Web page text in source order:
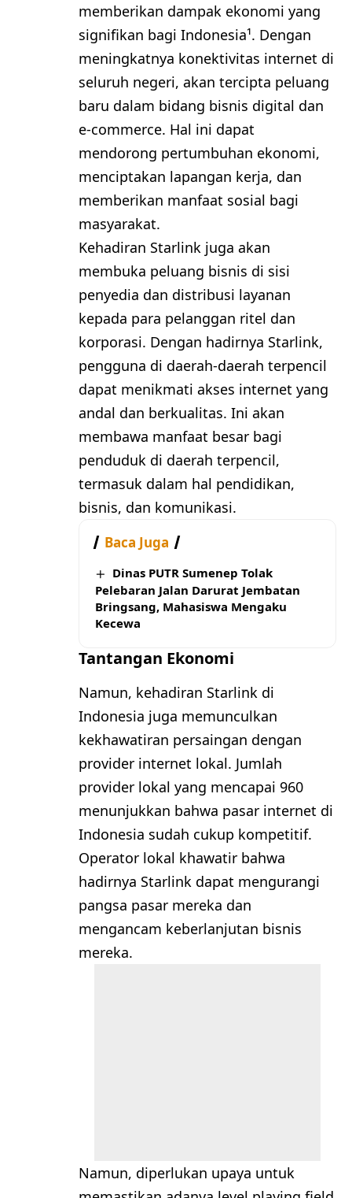
memberikan dampak ekonomi yang
signifikan bagi Indonesia¹. Dengan
meningkatnya konektivitas internet di
seluruh negeri, akan tercipta peluang
baru dalam bidang bisnis digital dan
e-commerce. Hal ini dapat
mendorong pertumbuhan ekonomi,
menciptakan lapangan kerja, dan
memberikan manfaat sosial bagi
masyarakat.
Kehadiran Starlink juga akan
membuka peluang bisnis di sisi
penyedia dan distribusi layanan
kepada para pelanggan ritel dan
korporasi. Dengan hadirnya Starlink,
pengguna di daerah-daerah terpencil
dapat menikmati akses internet yang
andal dan berkualitas. Ini akan
membawa manfaat besar bagi
penduduk di daerah terpencil,
termasuk dalam hal pendidikan,
bisnis, dan komunikasi.
Baca Juga
Dinas PUTR Sumenep Tolak
Pelebaran Jalan Darurat Jembatan
Bringsang, Mahasiswa Mengaku
Kecewa
Tantangan Ekonomi
Namun, kehadiran Starlink di
Indonesia juga memunculkan
kekhawatiran persaingan dengan
provider internet lokal. Jumlah
provider lokal yang mencapai 960
menunjukkan bahwa pasar internet di
Indonesia sudah cukup kompetitif.
Operator lokal khawatir bahwa
hadirnya Starlink dapat mengurangi
pangsa pasar mereka dan
mengancam keberlanjutan bisnis
mereka.
Namun, diperlukan upaya untuk